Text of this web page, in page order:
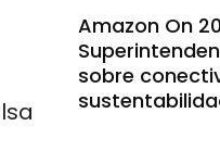
Amazon On
sobre